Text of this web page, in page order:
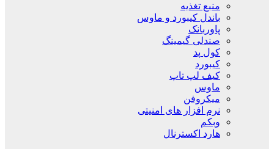
منبع تغذیه
باندل کیبورد و ماوس
پاوربانک
صندلی گیمینگ
کول پد
کیبورد
کیف لپ تاپ
ماوس
میکروفن
نرم افزار های امنیتی
وبکم
هارد اکسترنال